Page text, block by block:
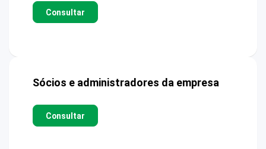
Consultar
Sócios e administradores da empresa
Consultar